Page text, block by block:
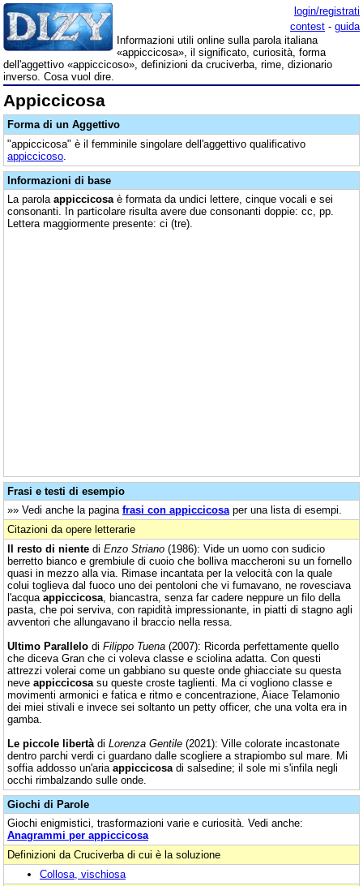
login/registrati
contest - guida
Informazioni utili online sulla parola italiana
«appiccicosa», il significato, curiosità, forma
dell'aggettivo «appiccicoso», definizioni da cruciverba, rime, dizionario
inverso. Cosa vuol dire.
Appiccicosa
Forma di un Aggettivo
"appiccicosa" è il femminile singolare dell'aggettivo qualificativo
appiccicoso
Informazioni di base
La parola appiccicosa è formata da undici lettere, cinque vocali e sei
consonanti. In particolare risulta avere due consonanti doppie: cc, pp.
Lettera maggiormente presente: ci (tre).
Frasi e testi di esempio
»» Vedi anche la pagina frasi con appiccicosa per una lista di esempi.
Citazioni da opere letterarie
Il resto di niente di Enzo Striano (1986): Vide un uomo con sudicio
berretto bianco e grembiule di cuoio che bolliva maccheroni su un fornello
quasi in mezzo alla via. Rimase incantata per la velocità con la quale
colui toglieva dal fuoco uno dei pentoloni che vi fumavano, ne rovesciava
l'acqua appiccicosa , biancastra, senza far cadere neppure un filo della
pasta, che poi serviva, con rapidità impressionante, in piatti di stagno agli
avventori che allungavano il braccio nella ressa.
Ultimo Parallelo di Filippo Tuena (2007): Ricorda perfettamente quello
che diceva Gran che ci voleva classe e sciolina adatta. Con questi
attrezzi volerai come un gabbiano su queste onde ghiacciate su questa
neve appiccicosa su queste croste taglienti. Ma ci vogliono classe e
movimenti armonici e fatica e ritmo e concentrazione, Aiace Telamonio
dei miei stivali e invece sei soltanto un petty officer, che una volta era in
gamba.
Le piccole libertà di Lorenza Gentile (2021): Ville colorate incastonate
dentro parchi verdi ci guardano dalle scogliere a strapiombo sul mare. Mi
soffia addosso un'aria appiccicosa di salsedine; il sole mi s'infila negli
occhi rimbalzando sulle onde.
Giochi di Parole
Giochi enigmistici, trasformazioni varie e curiosità. Vedi anche:
Anagrammi per appiccicosa
Definizioni da Cruciverba di cui è la soluzione
Collosa, vischiosa